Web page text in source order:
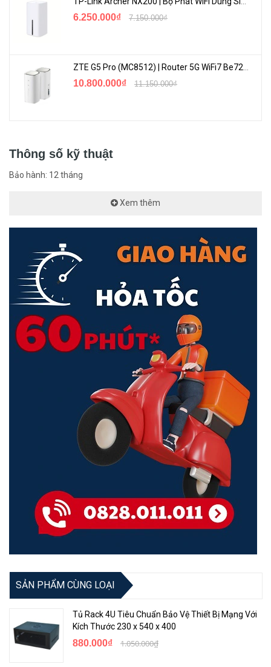
6.250.000₫ 7.150.000₫
10.800.000₫ 11.150.000₫
Thông số kỹ thuật
Bảo hành: 12 tháng
Xem thêm
SẢN PHẨM CÙNG LOẠI
Tủ Rack 4U Tiêu Chuẩn Bảo Vệ Thiết Bị Mạng Với
Kích Thước 230 x 540 x 400
880.000₫ 1.050.000₫